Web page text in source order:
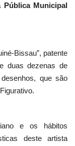
Municipal
Bissau”, patente
duas dezenas de
que são
e os hábitos
deste artista